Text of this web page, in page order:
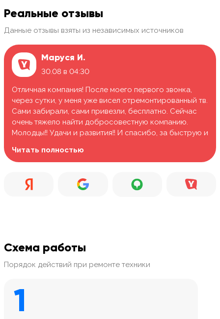
Реальные отзывы
Данные отзывы взяты из независимых источников
Маруся И.
30.08 в 04:30
Отличная компания! После моего первого звонка,
через сутки, у меня уже висел отремонтированный тв.
Сами забирали, сами привезли, бесплатно. Сейчас
очень тяжело найти добросовестную компанию.
Молодцы!! Удачи и развития!! И спасибо, за быструю и
Читать полностью
Схема работы
Порядок действий при ремонте техники
1